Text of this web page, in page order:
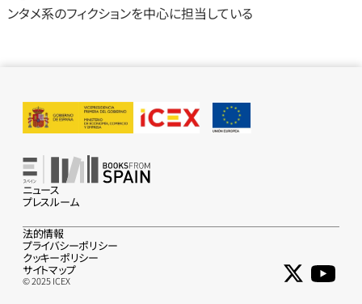
ンタメ系のフィクションを中心に担当している
ニュース
プレスルーム
© 2025 ICEX
法的情報
プライバシーポリシー
クッキーポリシー
サイトマップ